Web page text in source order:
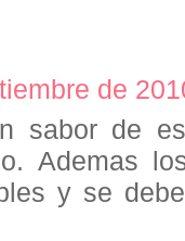
de
sabor de
Ademas
y se